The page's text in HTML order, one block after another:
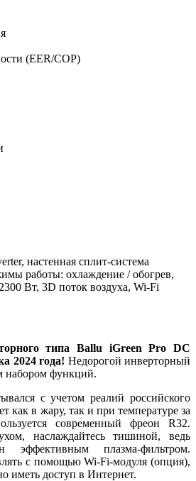
(EER/COP)
настенная сплит-система
работы: охлаждение / обогрев,
Вт, 3D поток воздуха, Wi-Fi
типа Ballu iGreen Pro DC
2024 года! Недорогой инверторный
набором функций.
с учетом реалий российского
как в жару, так и при температуре за
современный фреон R32.
наслаждайтесь тишиной, ведь
эффективным плазма-фильтром.
с помощью Wi-Fi-модуля (опция),
иметь доступ в Интернет.